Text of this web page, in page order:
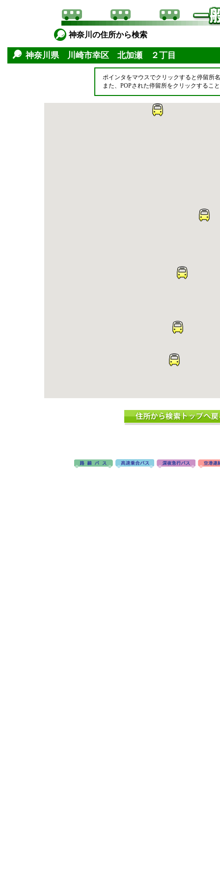
神奈川の住所から検索
神奈川県 川崎市幸区 北加瀬 ２丁目
ポインタをマウスでクリックすると停留所
また、POPされた停留所をクリックするこ